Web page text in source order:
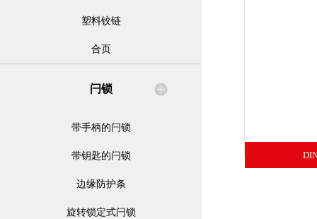
塑料铰链
合页
闩锁
带手柄的闩锁
带钥匙的闩锁
边缘防护条
旋转锁定式闩锁